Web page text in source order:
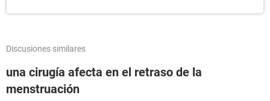
Discusiones similares
una cirugía afecta en el retraso de la
menstruación